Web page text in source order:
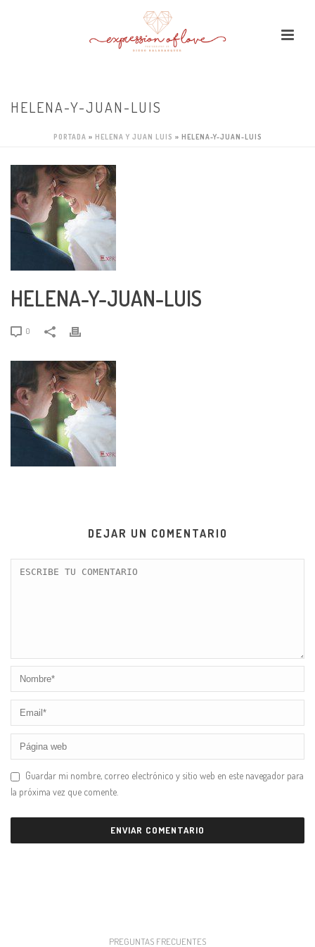
HELENA-Y-JUAN-LUIS
PORTADA » HELENA Y JUAN LUIS » HELENA-Y-JUAN-LUIS
HELENA-Y-JUAN-LUIS
0
DEJAR UN COMENTARIO
Guardar mi nombre, correo electrónico y sitio web en este navegador para
la próxima vez que comente.
PREGUNTAS FRECUENTES